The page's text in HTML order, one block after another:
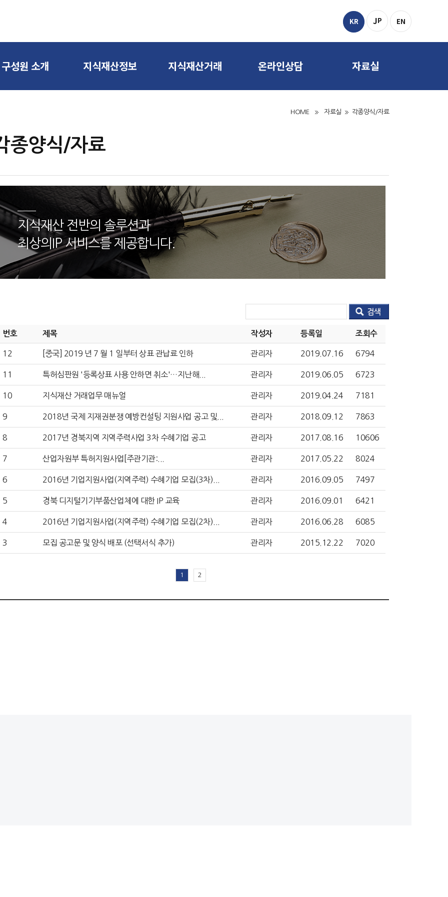
KR JP EN
구성원 소개 지식재산정보 지식재산거래 온라인상담 자료실
실용신안등록출원
디자인등록출원
상표등록출원
심판/소송
PCT출원/국제출원
온라인 상담
인재영입
각종양식/자료
HOME 자료실 각종양식/자료
종양식/자료
지식재산 전반의 솔루션과
최상의IP 서비스를 제공합니다.
번호 제목 작성자 등록일 조회수
12 [중국] 2019 년 7 월 1 일부터 상표 관납료 인하 관리자 2019.07.16 6794
11 특허심판원 '등록상표 사용 안하면 취소'…지난해... 관리자 2019.06.05 6723
10 지식재산 거래업무 매뉴얼 관리자 2019.04.24 7181
9 2018년 국제 지재권분쟁 예방컨설팅 지원사업 공고 및... 관리자 2018.09.12 7863
8 2017년 경북지역 지역주력사업 3차 수혜기업 공고 관리자 2017.08.16 10606
7 산업자원부 특허지원사업[주관기관:... 관리자 2017.05.22 8024
6 2016년 기업지원사업(지역주력) 수혜기업 모집(3차)... 관리자 2016.09.05 7497
5 경북 디지털기기부품산업체에 대한 IP 교육 관리자 2016.09.01 6421
4 2016년 기업지원사업(지역주력) 수혜기업 모집(2차)... 관리자 2016.06.28 6085
3 모집 공고문 및 양식 배포 (선택서식 추가) 관리자 2015.12.22 7020
1 2